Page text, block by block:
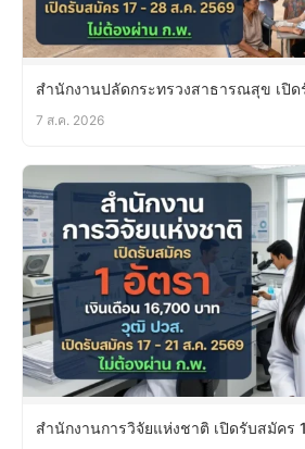
สำนักงานปลัดกระทรวงสาธารณสุข เปิด
7 ส.ค. 2026
สำนักงานการวิจัยแห่งชาติ เปิดรับสมัคร